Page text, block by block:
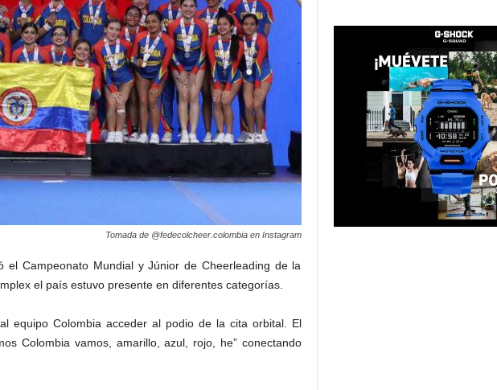
Tomada de @fedecolcheer.colombia en Instagram
el Campeonato Mundial y Júnior de Cheerleading de la
el país estuvo presente en diferentes categorías.
equipo Colombia acceder al podio de la cita orbital. El
Colombia vamos, amarillo, azul, rojo, he” conectando